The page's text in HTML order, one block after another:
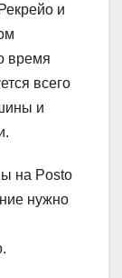
и
время
всего
и
на Posto
нужно